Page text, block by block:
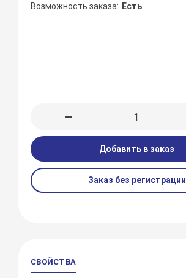
Возможность заказа
Есть
Добавить в заказ
Заказ без регистрации
СВОЙСТВА